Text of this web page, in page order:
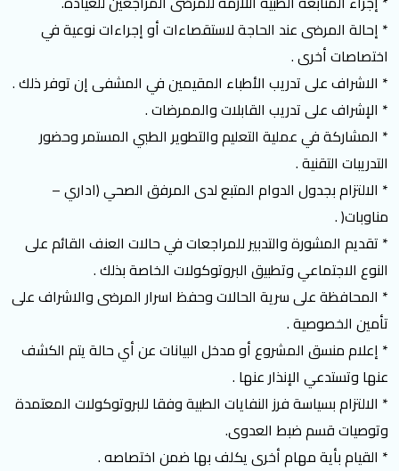
* إحالة المرضى عند الحاجة لاستقصاءات أو إجراءات نوعية في
اختصاصات أخرى .
* الاشراف على تدريب الأطباء المقيمين في المشفى إن توفر ذلك .
* الإشراف على تدريب القابلات والممرضات .
* المشاركة في عملية التعليم والتطوير الطبي المستمر وحضور
التدريبات التقنية .
* الالتزام بجدول الدوام المتبع لدى المرفق الصحي (اداري –
مناوبات( .
* تقديم المشورة والتدبير للمراجعات في حالات العنف القائم على
النوع الاجتماعي وتطبيق البروتوكولات الخاصة بذلك .
* المحافظة على سرية الحالات وحفظ اسرار المرضى والاشراف على
تأمين الخصوصية .
* إعلام منسق المشروع أو مدخل البيانات عن أي حالة يتم الكشف
عنها وتستدعي الإنذار عنها .
* الالتزام بسياسة فرز النفايات الطبية وفقا للبروتوكولات المعتمدة
وتوصيات قسم ضبط العدوى.
* القيام بأية مهام أخرى يكلف بها ضمن اختصاصه .